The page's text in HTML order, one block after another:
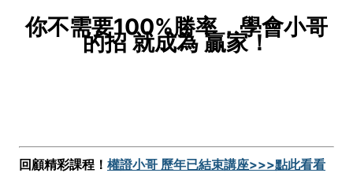
你不需要100%勝率，學會小哥
的招 就成為 贏家！
回顧精彩課程！ 權證小哥 歷年已結束講座>>>點此看看